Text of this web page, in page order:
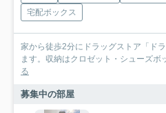
宅配ボックス
家から徒歩2分にドラッグストア「ド
ます。収納はクロゼット・シューズボ
る
募集中の部屋